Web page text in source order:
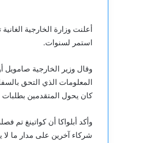
أعلنت وزارة الخارجية
استمر لسنوات.
وقال وزير الخارجية صامويل
كان يحول المتقدمين
وأكد أبلواكا أن كواتينغ تم
شركاء آخرين على مدار ما